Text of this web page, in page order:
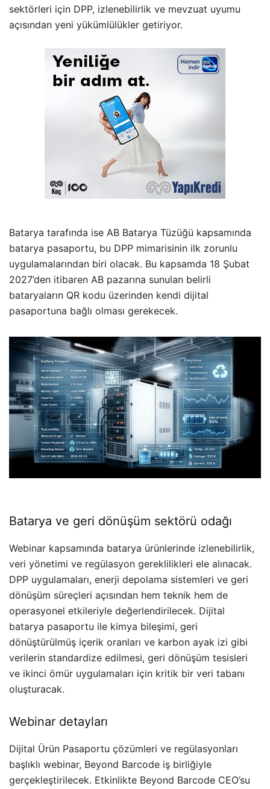
sektörleri için DPP, izlenebilirlik ve mevzuat uyumu
açısından yeni yükümlülükler getiriyor.
Batarya tarafında ise AB Batarya Tüzüğü kapsamında
batarya pasaportu, bu DPP mimarisinin ilk zorunlu
uygulamalarından biri olacak. Bu kapsamda 18 Şubat
2027’den itibaren AB pazarına sunulan belirli
bataryaların QR kodu üzerinden kendi dijital
pasaportuna bağlı olması gerekecek.
Batarya ve geri dönüşüm sektörü odağı
Webinar kapsamında batarya ürünlerinde izlenebilirlik,
veri yönetimi ve regülasyon gereklilikleri ele alınacak.
DPP uygulamaları, enerji depolama sistemleri ve geri
dönüşüm süreçleri açısından hem teknik hem de
operasyonel etkileriyle değerlendirilecek. Dijital
batarya pasaportu ile kimya bileşimi, geri
dönüştürülmüş içerik oranları ve karbon ayak izi gibi
verilerin standardize edilmesi, geri dönüşüm tesisleri
ve ikinci ömür uygulamaları için kritik bir veri tabanı
oluşturacak.
Webinar detayları
Dijital Ürün Pasaportu çözümleri ve regülasyonları
başlıklı webinar, Beyond Barcode iş birliğiyle
gerçekleştirilecek. Etkinlikte Beyond Barcode CEO’su